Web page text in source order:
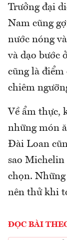
Trưởng đại
Nam cũng
nước nóng
và dạo bước
cũng là điểm
chiêm
Về ẩm thực,
những món
Đài Loan
sao
chọn.
nên thử khi
ĐỌC BÀI